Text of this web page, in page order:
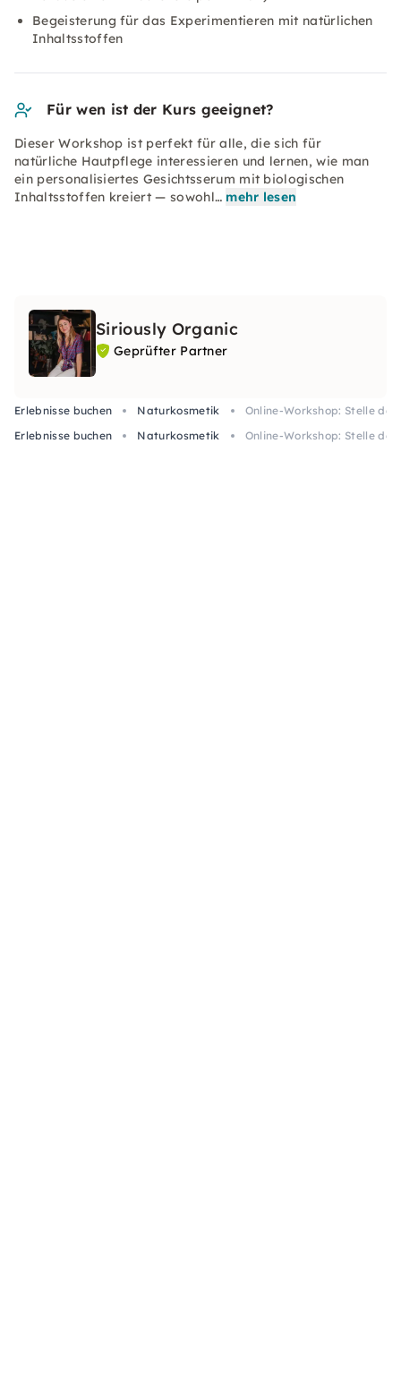
Begeisterung für das Experimentieren mit natürlichen
Inhaltsstoffen
Für wen ist der Kurs geeignet?
Dieser Workshop ist perfekt für alle, die sich für
natürliche Hautpflege interessieren und lernen, wie man
ein personalisiertes Gesichtsserum mit biologischen
Inhaltsstoffen kreiert — sowohl… mehr lesen
Siriously Organic
Geprüfter Partner
Erlebnisse buchen Naturkosmetik
Online-Workshop: Stelle
Erlebnisse buchen
Naturkosmetik Online-Workshop: Stelle